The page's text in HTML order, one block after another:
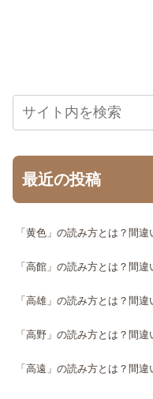
最近の投稿
「黄色」の読み方とは？間
「高館」の読み方とは？間
「高雄」の読み方とは？間
「高野」の読み方とは？間
「高遠」の読み方とは？間